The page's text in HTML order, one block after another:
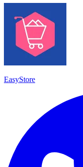
EasyStore